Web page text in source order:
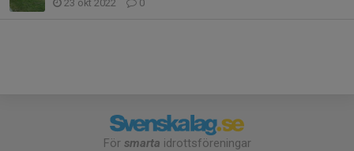
23 okt 2022 0
För smarta idrottsföreningar